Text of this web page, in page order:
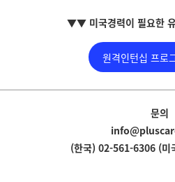
▼▼ 미국경력이 필요한
원격인턴십 프로
문의
(한국) 02-561-6306 (